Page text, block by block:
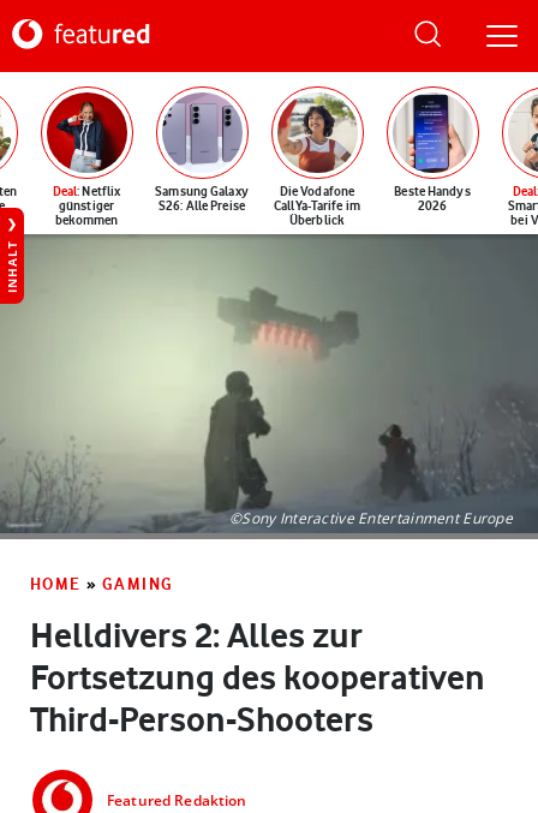
Deal: Netflix
günstiger
bekommen
Samsung Galaxy
S26: Alle Preise
Die Vodafone
CallYa-Tarife im
Überblick
Beste Handys
2026
Deal
bei
INHALT
©Sony Interactive Entertainment Europe
HOME » GAMING
Helldivers 2: Alles zur
Fortsetzung des kooperativen
Third-Person-Shooters
Featured Redaktion